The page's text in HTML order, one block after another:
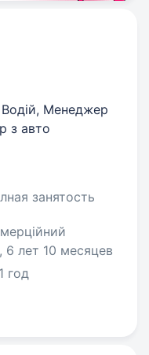
Водій, Менеджер
з авто
занятость
6 лет 10 месяцев
год